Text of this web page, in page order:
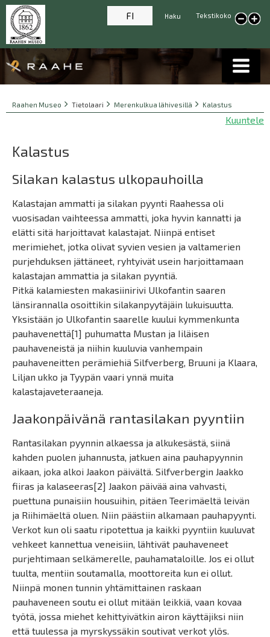
Tekstikoko
Pienennä tekstikokoa
Haku
FI
Breadcrumbs
You
Raahen Museo Tietolaari Merenkulkua lähivesillä Kalastus
Kuuntele
Kalastus
Silakan kalastus ulkopauhoilla
Kalastajan ammatti ja silakan pyynti Raahessa oli
vuosisadan vaihteessa ammatti, joka hyvin kannatti ja
elätti sitä harjoittavat kalastajat. Niinpä entiset
merimiehet, jotka olivat syvien vesien ja valtamerien
purjehduksen jättäneet, ryhtyivät usein harjoittamaan
kalastajan ammattia ja silakan pyyntiä.
Pitkä kalamiesten makasiinirivi Ulkofantin saaren
länsirannalla osoittikin silakanpyytäjäin lukuisuutta.
Yksistään jo Ulkofantin saarelle kuului kymmenkunta
pauhavenettä[1] puhumatta Mustan ja Iiläisen
pauhaveneistä ja niihin kuuluvia vanhempain
pauhaveneitten perämiehiä Silfverberg, Bruuni ja Klaara,
Liljan ukko ja Tyypän vaari ynnä muita
kalastajaveteraaneja.
Jaakonpäivänä rantasilakan pyyntiin
Rantasilakan pyynnin alkaessa ja alkukesästä, siinä
kahden puolen juhannusta, jatkuen aina pauhapyynnin
aikaan, joka alkoi Jaakon päivältä. Silfverbergin Jaakko
fiiras ja kalaseeras[2] Jaakon päivää aina vahvasti,
puettuna punaisiin housuihin, pitäen Teerimäeltä leivän
ja Riihimäeltä oluen. Niin päästiin alkamaan pauhapyynti.
Verkot kun oli saatu ripotettua ja kaikki pyyntiin kuuluvat
vehkeet kannettua veneisiin, lähtivät pauhaveneet
purjehtimaan selkämerelle, pauhamataloille. Jos ei ollut
tuulta, mentiin soutamalla, moottoreita kun ei ollut.
Niinpä monen tunnin yhtämittainen raskaan
pauhaveneen soutu ei ollut mitään leikkiä, vaan kovaa
työtä, jossa miehet kehittyivätkin airon käyttäjiksi niin
että tuulessa ja myrskyssäkin soutivat verkot ylös.